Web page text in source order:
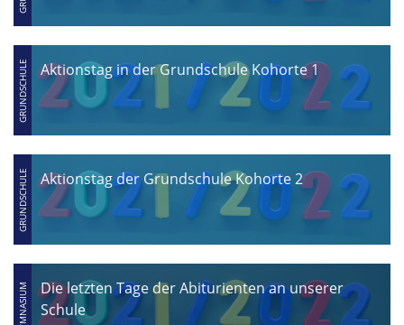
Aktionstag in der Grundschule Kohorte 1
Aktionstag der Grundschule Kohorte 2
Die letzten Tage der Abiturienten an unserer
Schule